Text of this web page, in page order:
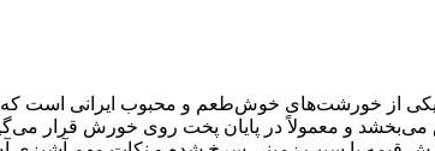
از خورشت‌های خوش‌طعم و محبوب ایرانی است
و معمولاً در پایان پخت روی خورش قرار